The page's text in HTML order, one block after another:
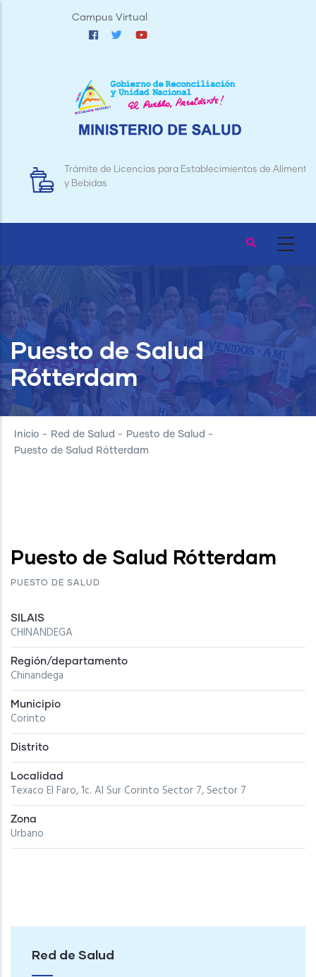
Campus Virtual
Trámite de Licencias para Establecimientos de Alimentos
y Bebidas
Puesto de Salud
Rótterdam
Inicio - Red de Salud - Puesto de Salud -
Puesto de Salud Rótterdam
Puesto de Salud Rótterdam
PUESTO DE SALUD
SILAIS
CHINANDEGA
Región/departamento
Chinandega
Municipio
Corinto
Distrito
Localidad
Texaco El Faro, 1c. Al Sur Corinto Sector 7, Sector 7
Zona
Urbano
Red de Salud